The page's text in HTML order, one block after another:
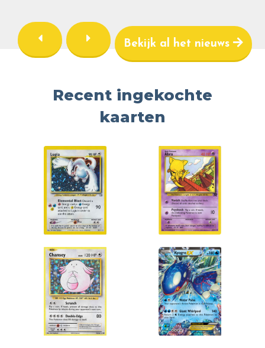
Bekijk al het nieuws
Recent ingekochte
kaarten